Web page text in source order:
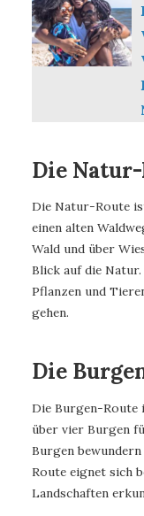
Die
Die Natur-Route
einen alten
Wald und über
Blick auf die
Pflanzen und
gehen.
Die
Die Burgen-Route
über vier Burgen
Burgen
Route eignet sich
Landschaften